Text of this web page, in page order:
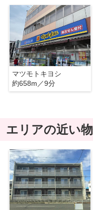
マツモトキヨシ
約658m／9分
エリアの近い